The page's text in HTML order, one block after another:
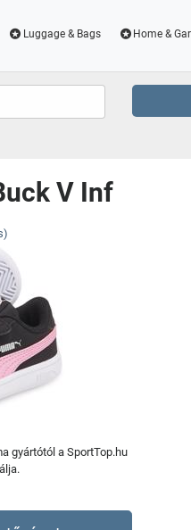
Luggage & Bags Home &
V Inf
gyártótól a SportTop.hu